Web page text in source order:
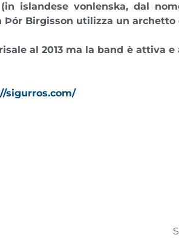
islandese vonlenska, dal
Þór Birgisson utilizza un archetto
al 2013 ma la band è attiva
sigurros.com/